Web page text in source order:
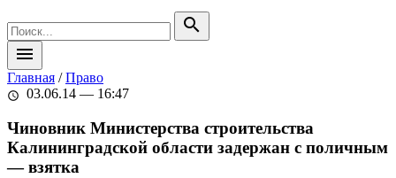
search
menu
Главная /Право
schedule 03.06.14 — 16:47
Чиновник Министерства строительства
Калининградской области задержан с поличным
— взятка